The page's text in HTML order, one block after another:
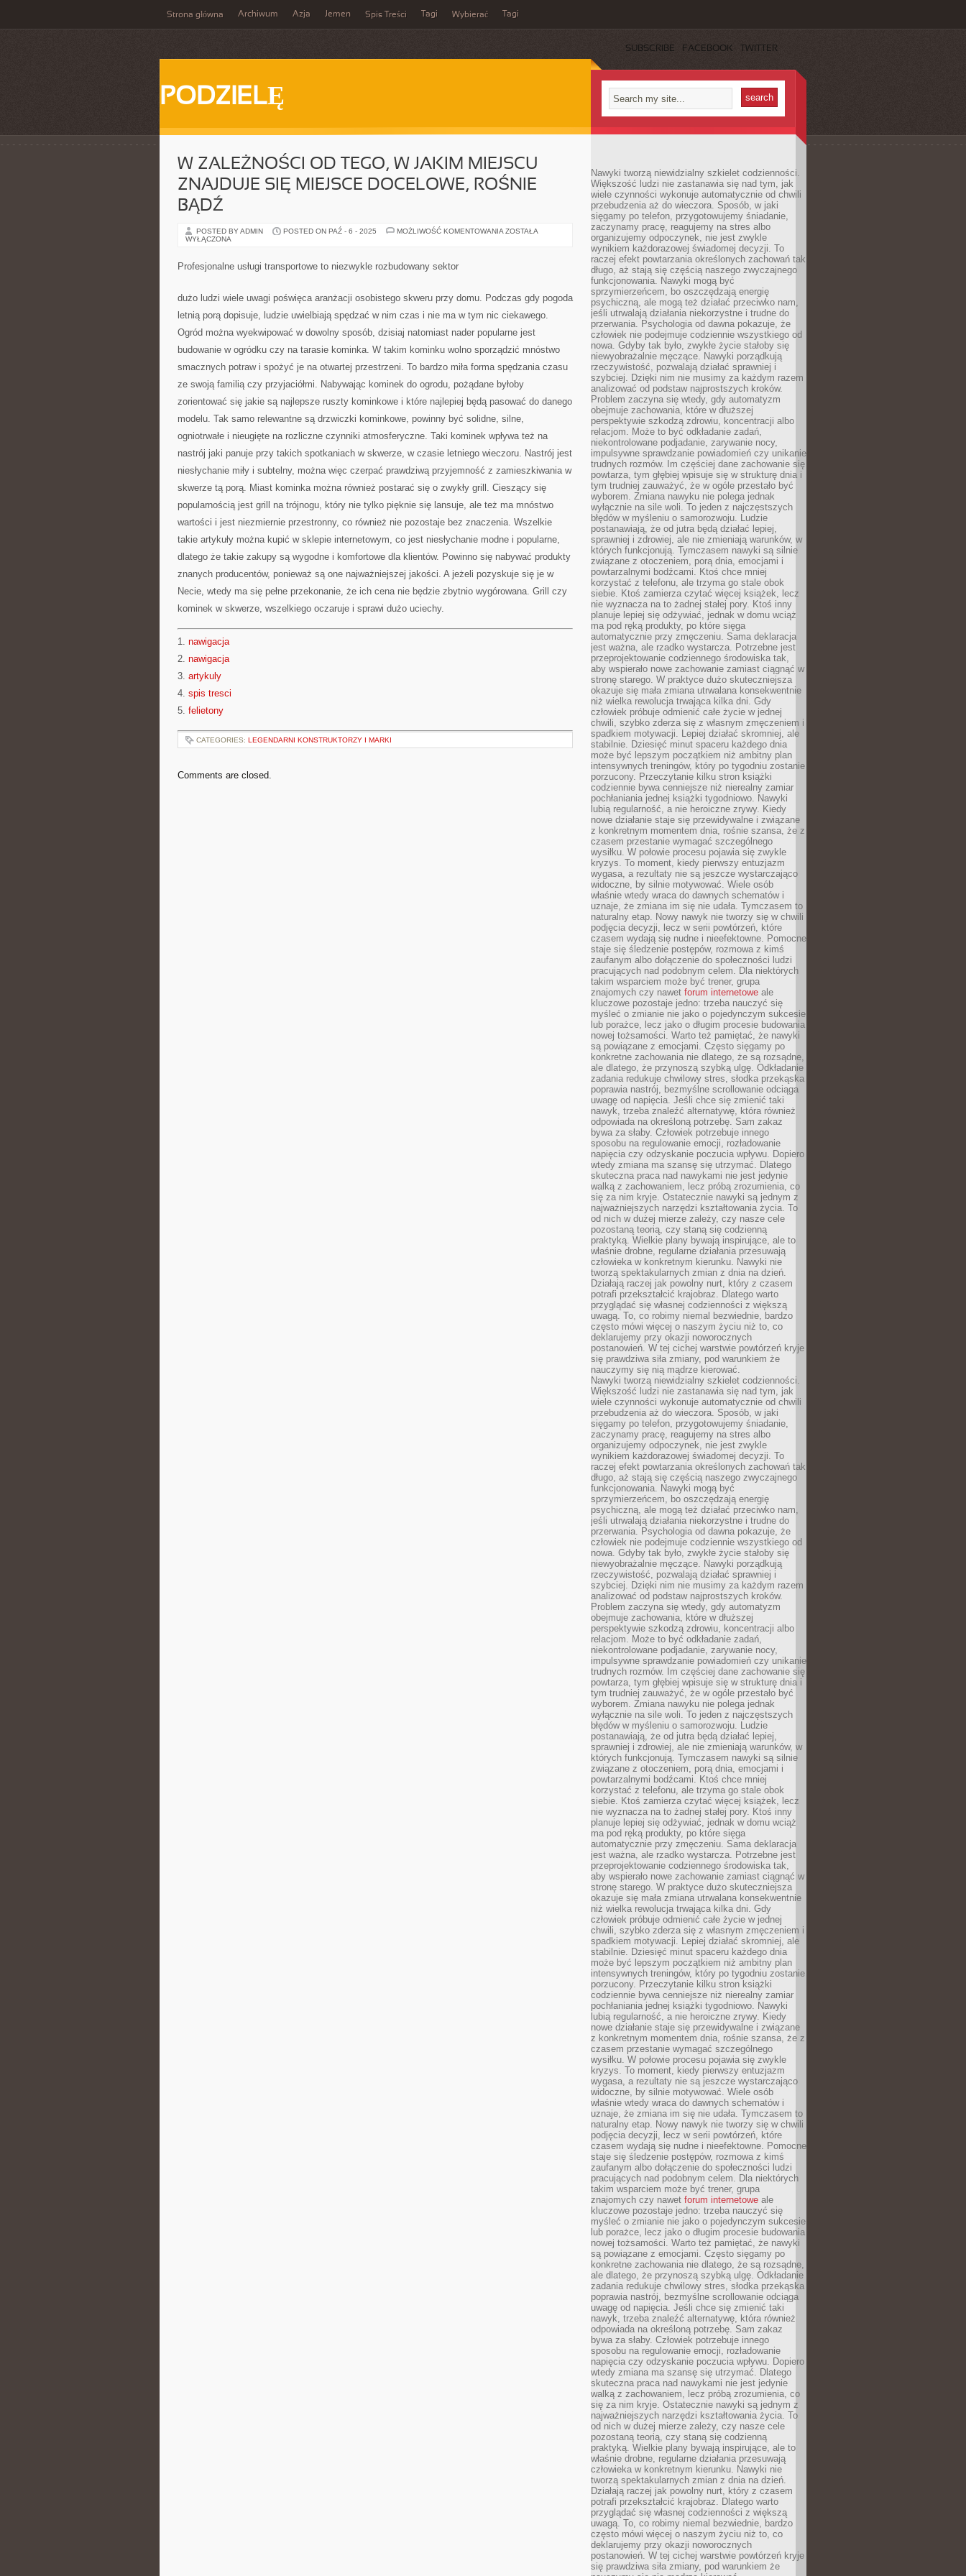
Strona główna Archiwum Azja Jemen Spis Treści Tagi Wybierać Tagi
SUBSCRIBE FACEBOOK TWITTER
PODZIELĘ
W ZALEŻNOŚCI OD TEGO, W JAKIM MIEJSCU
ZNAJDUJE SIĘ MIEJSCE DOCELOWE, ROŚNIE
BĄDŹ
POSTED BY ADMIN POSTED ON PAŹ - 6 - 2025 MOŻLIWOŚĆ KOMENTOWANIA W
MIEJSCE
ROŚNIE
ZOSTAŁA
WYŁĄCZONA
Profesjonalne usługi transportowe to niezwykle rozbudowany sektor
dużo ludzi wiele uwagi poświęca aranżacji osobistego skweru przy domu. Podczas gdy pogoda
letnią porą dopisuje, ludzie uwielbiają spędzać w nim czas i nie ma w tym nic ciekawego.
Ogród można wyekwipować w dowolny sposób, dzisiaj natomiast nader popularne jest
budowanie w ogródku czy na tarasie kominka. W takim kominku wolno sporządzić mnóstwo
smacznych potraw i spożyć je na otwartej przestrzeni. To bardzo miła forma spędzania czasu
ze swoją familią czy przyjaciółmi. Nabywając kominek do ogrodu, pożądane byłoby
zorientować się jakie są najlepsze ruszty kominkowe i które najlepiej będą pasować do danego
modelu. Tak samo relewantne są drzwiczki kominkowe, powinny być solidne, silne,
ogniotrwałe i nieugięte na rozliczne czynniki atmosferyczne. Taki kominek wpływa też na
nastrój jaki panuje przy takich spotkaniach w skwerze, w czasie letniego wieczoru. Nastrój jest
niesłychanie miły i subtelny, można więc czerpać prawdziwą przyjemność z zamieszkiwania w
skwerze tą porą. Miast kominka można również postarać się o zwykły grill. Cieszący się
popularnością jest grill na trójnogu, który nie tylko pięknie się lansuje, ale też ma mnóstwo
wartości i jest niezmiernie przestronny, co również nie pozostaje bez znaczenia. Wszelkie
takie artykuły można kupić w sklepie internetowym, co jest niesłychanie modne i popularne,
dlatego że takie zakupy są wygodne i komfortowe dla klientów. Powinno się nabywać produkty
znanych producentów, ponieważ są one najważniejszej jakości. A jeżeli pozyskuje się je w
Necie, wtedy ma się pełne przekonanie, że ich cena nie będzie zbytnio wygórowana. Grill czy
kominek w skwerze, wszelkiego oczaruje i sprawi dużo uciechy.
1. nawigacja
2. nawigacja
3. artykuly
4. spis tresci
5. felietony
CATEGORIES: LEGENDARNI KONSTRUKTORZY I MARKI
Comments are closed.
Nawyki tworzą niewidzialny szkielet codzienności.
Większość ludzi nie zastanawia się nad tym, jak
wiele czynności wykonuje automatycznie od chwili
przebudzenia aż do wieczora. Sposób, w jaki
sięgamy po telefon, przygotowujemy śniadanie,
zaczynamy pracę, reagujemy na stres albo
organizujemy odpoczynek, nie jest zwykle
wynikiem każdorazowej świadomej decyzji. To
raczej efekt powtarzania określonych zachowań tak
długo, aż stają się częścią naszego zwyczajnego
funkcjonowania. Nawyki mogą być
sprzymierzeńcem, bo oszczędzają energię
psychiczną, ale mogą też działać przeciwko nam,
jeśli utrwalają działania niekorzystne i trudne do
przerwania. Psychologia od dawna pokazuje, że
człowiek nie podejmuje codziennie wszystkiego od
nowa. Gdyby tak było, zwykłe życie stałoby się
niewyobrażalnie męczące. Nawyki porządkują
rzeczywistość, pozwalają działać sprawniej i
szybciej. Dzięki nim nie musimy za każdym razem
analizować od podstaw najprostszych kroków.
Problem zaczyna się wtedy, gdy automatyzm
obejmuje zachowania, które w dłuższej
perspektywie szkodzą zdrowiu, koncentracji albo
relacjom. Może to być odkładanie zadań,
niekontrolowane podjadanie, zarywanie nocy,
impulsywne sprawdzanie powiadomień czy unikanie
trudnych rozmów. Im częściej dane zachowanie się
powtarza, tym głębiej wpisuje się w strukturę dnia i
tym trudniej zauważyć, że w ogóle przestało być
wyborem. Zmiana nawyku nie polega jednak
wyłącznie na sile woli. To jeden z najczęstszych
błędów w myśleniu o samorozwoju. Ludzie
postanawiają, że od jutra będą działać lepiej,
sprawniej i zdrowiej, ale nie zmieniają warunków, w
których funkcjonują. Tymczasem nawyki są silnie
związane z otoczeniem, porą dnia, emocjami i
powtarzalnymi bodźcami. Ktoś chce mniej
korzystać z telefonu, ale trzyma go stale obok
siebie. Ktoś zamierza czytać więcej książek, lecz
nie wyznacza na to żadnej stałej pory. Ktoś inny
planuje lepiej się odżywiać, jednak w domu wciąż
ma pod ręką produkty, po które sięga
automatycznie przy zmęczeniu. Sama deklaracja
jest ważna, ale rzadko wystarcza. Potrzebne jest
przeprojektowanie codziennego środowiska tak,
aby wspierało nowe zachowanie zamiast ciągnąć w
stronę starego. W praktyce dużo skuteczniejsza
okazuje się mała zmiana utrwalana konsekwentnie
niż wielka rewolucja trwająca kilka dni. Gdy
człowiek próbuje odmienić całe życie w jednej
chwili, szybko zderza się z własnym zmęczeniem i
spadkiem motywacji. Lepiej działać skromniej, ale
stabilnie. Dziesięć minut spaceru każdego dnia
może być lepszym początkiem niż ambitny plan
intensywnych treningów, który po tygodniu zostanie
porzucony. Przeczytanie kilku stron książki
codziennie bywa cenniejsze niż nierealny zamiar
pochłaniania jednej książki tygodniowo. Nawyki
lubią regularność, a nie heroiczne zrywy. Kiedy
nowe działanie staje się przewidywalne i związane
z konkretnym momentem dnia, rośnie szansa, że z
czasem przestanie wymagać szczególnego
wysiłku. W połowie procesu pojawia się zwykle
kryzys. To moment, kiedy pierwszy entuzjazm
wygasa, a rezultaty nie są jeszcze wystarczająco
widoczne, by silnie motywować. Wiele osób
właśnie wtedy wraca do dawnych schematów i
uznaje, że zmiana im się nie udała. Tymczasem to
naturalny etap. Nowy nawyk nie tworzy się w chwili
podjęcia decyzji, lecz w serii powtórzeń, które
czasem wydają się nudne i nieefektowne. Pomocne
staje się śledzenie postępów, rozmowa z kimś
zaufanym albo dołączenie do społeczności ludzi
pracujących nad podobnym celem. Dla niektórych
takim wsparciem może być trener, grupa
znajomych czy nawet forum internetowe ale
kluczowe pozostaje jedno: trzeba nauczyć się
myśleć o zmianie nie jako o pojedynczym sukcesie
lub porażce, lecz jako o długim procesie budowania
nowej tożsamości. Warto też pamiętać, że nawyki
są powiązane z emocjami. Często sięgamy po
konkretne zachowania nie dlatego, że są rozsądne,
ale dlatego, że przynoszą szybką ulgę. Odkładanie
zadania redukuje chwilowy stres, słodka przekąska
poprawia nastrój, bezmyślne scrollowanie odciąga
uwagę od napięcia. Jeśli chce się zmienić taki
nawyk, trzeba znaleźć alternatywę, która również
odpowiada na określoną potrzebę. Sam zakaz
bywa za słaby. Człowiek potrzebuje innego
sposobu na regulowanie emocji, rozładowanie
napięcia czy odzyskanie poczucia wpływu. Dopiero
wtedy zmiana ma szansę się utrzymać. Dlatego
skuteczna praca nad nawykami nie jest jedynie
walką z zachowaniem, lecz próbą zrozumienia, co
się za nim kryje. Ostatecznie nawyki są jednym z
najważniejszych narzędzi kształtowania życia. To
od nich w dużej mierze zależy, czy nasze cele
pozostaną teorią, czy staną się codzienną
praktyką. Wielkie plany bywają inspirujące, ale to
właśnie drobne, regularne działania przesuwają
człowieka w konkretnym kierunku. Nawyki nie
tworzą spektakularnych zmian z dnia na dzień.
Działają raczej jak powolny nurt, który z czasem
potrafi przekształcić krajobraz. Dlatego warto
przyglądać się własnej codzienności z większą
uwagą. To, co robimy niemal bezwiednie, bardzo
często mówi więcej o naszym życiu niż to, co
deklarujemy przy okazji noworocznych
postanowień. W tej cichej warstwie powtórzeń kryje
się prawdziwa siła zmiany, pod warunkiem że
nauczymy się nią mądrze kierować.
Nawyki tworzą niewidzialny szkielet codzienności.
Większość ludzi nie zastanawia się nad tym, jak
wiele czynności wykonuje automatycznie od chwili
przebudzenia aż do wieczora. Sposób, w jaki
sięgamy po telefon, przygotowujemy śniadanie,
zaczynamy pracę, reagujemy na stres albo
organizujemy odpoczynek, nie jest zwykle
wynikiem każdorazowej świadomej decyzji. To
raczej efekt powtarzania określonych zachowań tak
długo, aż stają się częścią naszego zwyczajnego
funkcjonowania. Nawyki mogą być
sprzymierzeńcem, bo oszczędzają energię
psychiczną, ale mogą też działać przeciwko nam,
jeśli utrwalają działania niekorzystne i trudne do
przerwania. Psychologia od dawna pokazuje, że
człowiek nie podejmuje codziennie wszystkiego od
nowa. Gdyby tak było, zwykłe życie stałoby się
niewyobrażalnie męczące. Nawyki porządkują
rzeczywistość, pozwalają działać sprawniej i
szybciej. Dzięki nim nie musimy za każdym razem
analizować od podstaw najprostszych kroków.
Problem zaczyna się wtedy, gdy automatyzm
obejmuje zachowania, które w dłuższej
perspektywie szkodzą zdrowiu, koncentracji albo
relacjom. Może to być odkładanie zadań,
niekontrolowane podjadanie, zarywanie nocy,
impulsywne sprawdzanie powiadomień czy unikanie
trudnych rozmów. Im częściej dane zachowanie się
powtarza, tym głębiej wpisuje się w strukturę dnia i
tym trudniej zauważyć, że w ogóle przestało być
wyborem. Zmiana nawyku nie polega jednak
wyłącznie na sile woli. To jeden z najczęstszych
błędów w myśleniu o samorozwoju. Ludzie
postanawiają, że od jutra będą działać lepiej,
sprawniej i zdrowiej, ale nie zmieniają warunków, w
których funkcjonują. Tymczasem nawyki są silnie
związane z otoczeniem, porą dnia, emocjami i
powtarzalnymi bodźcami. Ktoś chce mniej
korzystać z telefonu, ale trzyma go stale obok
siebie. Ktoś zamierza czytać więcej książek, lecz
nie wyznacza na to żadnej stałej pory. Ktoś inny
planuje lepiej się odżywiać, jednak w domu wciąż
ma pod ręką produkty, po które sięga
automatycznie przy zmęczeniu. Sama deklaracja
jest ważna, ale rzadko wystarcza. Potrzebne jest
przeprojektowanie codziennego środowiska tak,
aby wspierało nowe zachowanie zamiast ciągnąć w
stronę starego. W praktyce dużo skuteczniejsza
okazuje się mała zmiana utrwalana konsekwentnie
niż wielka rewolucja trwająca kilka dni. Gdy
człowiek próbuje odmienić całe życie w jednej
chwili, szybko zderza się z własnym zmęczeniem i
spadkiem motywacji. Lepiej działać skromniej, ale
stabilnie. Dziesięć minut spaceru każdego dnia
może być lepszym początkiem niż ambitny plan
intensywnych treningów, który po tygodniu zostanie
porzucony. Przeczytanie kilku stron książki
codziennie bywa cenniejsze niż nierealny zamiar
pochłaniania jednej książki tygodniowo. Nawyki
lubią regularność, a nie heroiczne zrywy. Kiedy
nowe działanie staje się przewidywalne i związane
z konkretnym momentem dnia, rośnie szansa, że z
czasem przestanie wymagać szczególnego
wysiłku. W połowie procesu pojawia się zwykle
kryzys. To moment, kiedy pierwszy entuzjazm
wygasa, a rezultaty nie są jeszcze wystarczająco
widoczne, by silnie motywować. Wiele osób
właśnie wtedy wraca do dawnych schematów i
uznaje, że zmiana im się nie udała. Tymczasem to
naturalny etap. Nowy nawyk nie tworzy się w chwili
podjęcia decyzji, lecz w serii powtórzeń, które
czasem wydają się nudne i nieefektowne. Pomocne
staje się śledzenie postępów, rozmowa z kimś
zaufanym albo dołączenie do społeczności ludzi
pracujących nad podobnym celem. Dla niektórych
takim wsparciem może być trener, grupa
znajomych czy nawet forum internetowe ale
kluczowe pozostaje jedno: trzeba nauczyć się
myśleć o zmianie nie jako o pojedynczym sukcesie
lub porażce, lecz jako o długim procesie budowania
nowej tożsamości. Warto też pamiętać, że nawyki
są powiązane z emocjami. Często sięgamy po
konkretne zachowania nie dlatego, że są rozsądne,
ale dlatego, że przynoszą szybką ulgę. Odkładanie
zadania redukuje chwilowy stres, słodka przekąska
poprawia nastrój, bezmyślne scrollowanie odciąga
uwagę od napięcia. Jeśli chce się zmienić taki
nawyk, trzeba znaleźć alternatywę, która również
odpowiada na określoną potrzebę. Sam zakaz
bywa za słaby. Człowiek potrzebuje innego
sposobu na regulowanie emocji, rozładowanie
napięcia czy odzyskanie poczucia wpływu. Dopiero
wtedy zmiana ma szansę się utrzymać. Dlatego
skuteczna praca nad nawykami nie jest jedynie
walką z zachowaniem, lecz próbą zrozumienia, co
się za nim kryje. Ostatecznie nawyki są jednym z
najważniejszych narzędzi kształtowania życia. To
od nich w dużej mierze zależy, czy nasze cele
pozostaną teorią, czy staną się codzienną
praktyką. Wielkie plany bywają inspirujące, ale to
właśnie drobne, regularne działania przesuwają
człowieka w konkretnym kierunku. Nawyki nie
tworzą spektakularnych zmian z dnia na dzień.
Działają raczej jak powolny nurt, który z czasem
potrafi przekształcić krajobraz. Dlatego warto
przyglądać się własnej codzienności z większą
uwagą. To, co robimy niemal bezwiednie, bardzo
często mówi więcej o naszym życiu niż to, co
deklarujemy przy okazji noworocznych
postanowień. W tej cichej warstwie powtórzeń kryje
się prawdziwa siła zmiany, pod warunkiem że